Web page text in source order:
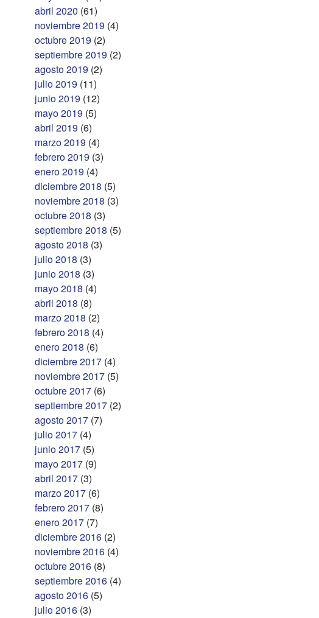
abril 2020 (61)
noviembre 2019 (4)
octubre 2019 (2)
septiembre 2019 (2)
agosto 2019 (2)
julio 2019 (11)
junio 2019 (12)
mayo 2019 (5)
abril 2019 (6)
marzo 2019 (4)
febrero 2019 (3)
enero 2019 (4)
diciembre 2018 (5)
noviembre 2018 (3)
octubre 2018 (3)
septiembre 2018 (5)
agosto 2018 (3)
julio 2018 (3)
junio 2018 (3)
mayo 2018 (4)
abril 2018 (8)
marzo 2018 (2)
febrero 2018 (4)
enero 2018 (6)
diciembre 2017 (4)
noviembre 2017 (5)
octubre 2017 (6)
septiembre 2017 (2)
agosto 2017 (7)
julio 2017 (4)
junio 2017 (5)
mayo 2017 (9)
abril 2017 (3)
marzo 2017 (6)
febrero 2017 (8)
enero 2017 (7)
diciembre 2016 (2)
noviembre 2016 (4)
octubre 2016 (8)
septiembre 2016 (4)
agosto 2016 (5)
julio 2016 (3)